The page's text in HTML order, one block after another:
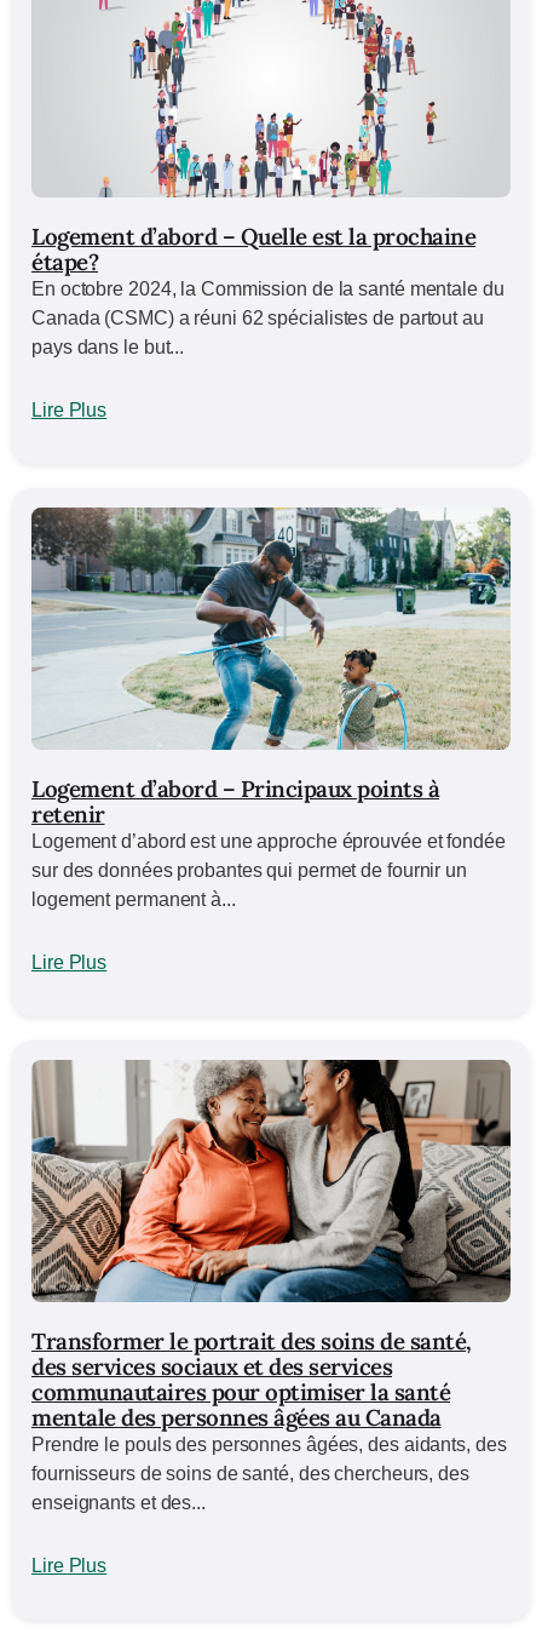
Logement d’abord – Quelle est la prochaine
étape?
En octobre 2024, la Commission de la santé mentale du
Canada (CSMC) a réuni 62 spécialistes de partout au
pays dans le but...
Lire Plus
Logement d’abord – Principaux points à
retenir
Logement d’abord est une approche éprouvée et fondée
sur des données probantes qui permet de fournir un
logement permanent à...
Lire Plus
Transformer le portrait des soins de santé,
des services sociaux et des services
communautaires pour optimiser la santé
mentale des personnes âgées au Canada
Prendre le pouls des personnes âgées, des aidants, des
fournisseurs de soins de santé, des chercheurs, des
enseignants et des...
Lire Plus